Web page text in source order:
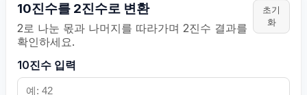
10진수를 2진수로 변환
2로 나눈 몫과 나머지를 따라가며 2진수 결과를
확인하세요.
초기
화
10진수 입력